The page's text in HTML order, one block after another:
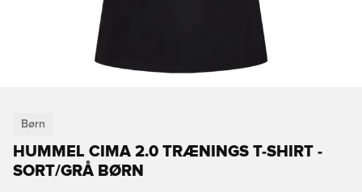
Børn
HUMMEL CIMA 2.0 TRÆNINGS T-SHIRT -
SORT/GRÅ BØRN